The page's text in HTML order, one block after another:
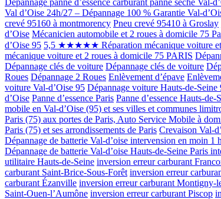
Val d’Oise 24h/27 – Dépannage 100 % Garantie Val-
crevé 95160 à montmorency Pneu crevé 95410 à Groslay
d’Oise Mécanicien automobile et 2 roues à domicile 75
d’Oise 95 5,5 ★★★★★ Réparation mécanique voiture et
mécanique voiture et 2 roues à domicile 75 PARIS
Dépannage clés de voiture Dépannage clés de voiture
Roues Dépannage 2 Roues Enlèvement d’épave
voiture Val-d’Oise 95 Dépannage voiture Hauts-de-Seine
d’Oise Panne d’essence Paris Panne d’essence Hauts-de-
mobile en Val-d’Oise (95) et ses villes et communes
Paris (75) aux portes de Paris, Auto Service Mobile à
Paris (75) et ses arrondissements de Paris Crevaison Val-
Dépannage de batterie Val-d’oise intervension en moin 1
Dépannage de batterie Val-d’oise Hauts-de-Seine Paris
utilitaire Hauts-de-Seine inversion erreur carburant
carburant Saint-Brice-Sous-Forêt inversion erreur
carburant Ézanville inversion erreur carburant Montigny-
Saint-Ouen-l’Aumône inversion erreur carburant Piscop